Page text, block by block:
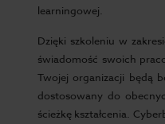
learningowej.
Dzięki szkoleniu w
świadomość swoich
Twojej organizacji będą
dostosowany do
ścieżkę kształcenia.